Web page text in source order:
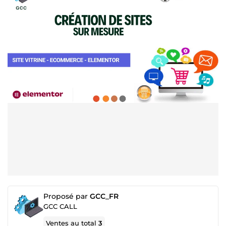
Proposé par GCC_FR
GCC CALL
Ventes au total3